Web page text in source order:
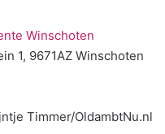
Winschoten
1, 9671AZ Winschoten
Timmer/OldambtNu.nl